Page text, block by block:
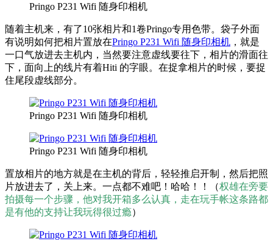
Pringo P231 Wifi 随身印相机
随着主机来，有了10张相片和1卷Pringo专用色带。袋子外面
有说明如何把相片置放在Pringo P231 Wifi 随身印相机 ，就是
一口气放进去主机内，当然要注意虚线要往下，相片的滑面往
下，面向上的线片有着Hiti 的字眼。在捉拿相片的时候，要捉
住尾段虚线部分。
Pringo P231 Wifi 随身印相机
Pringo P231 Wifi 随身印相机
置放相片的地方就是在主机的背后，轻轻推启开制，然后把照
片放进去了，关上来。一点都不难吧！哈哈！！（权雄在旁要
拍摄每一个步骤，他对我开箱多么认真，走在玩手帐这条路都
是有他的支持让我玩得很过瘾）